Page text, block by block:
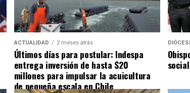
ACTUALIDAD 2 meses atrás
Últimos días para postular: Indespa
entrega inversión de hasta $20
millones para impulsar la acuicultura
de pequeña escala en Chile